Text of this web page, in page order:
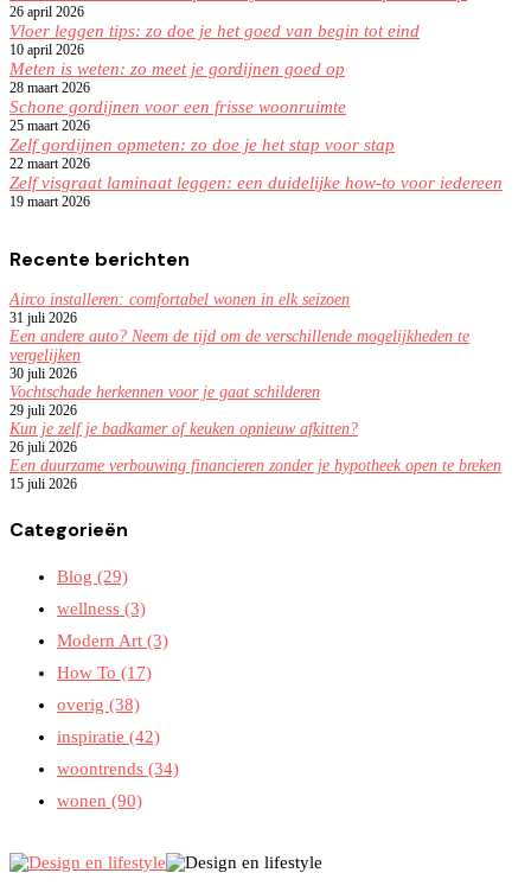
26 april 2026
Vloer leggen tips: zo doe je het goed van begin tot eind
10 april 2026
Meten is weten: zo meet je gordijnen goed op
28 maart 2026
Schone gordijnen voor een frisse woonruimte
25 maart 2026
Zelf gordijnen opmeten: zo doe je het stap voor stap
22 maart 2026
Zelf visgraat laminaat leggen: een duidelijke how-to voor iedereen
19 maart 2026
Recente berichten
Airco installeren: comfortabel wonen in elk seizoen
31 juli 2026
Een andere auto? Neem de tijd om de verschillende mogelijkheden te
vergelijken
30 juli 2026
Vochtschade herkennen voor je gaat schilderen
29 juli 2026
Kun je zelf je badkamer of keuken opnieuw afkitten?
26 juli 2026
Een duurzame verbouwing financieren zonder je hypotheek open te breken
15 juli 2026
Categorieën
Blog (29)
wellness (3)
Modern Art (3)
How To (17)
overig (38)
inspiratie (42)
woontrends (34)
wonen (90)